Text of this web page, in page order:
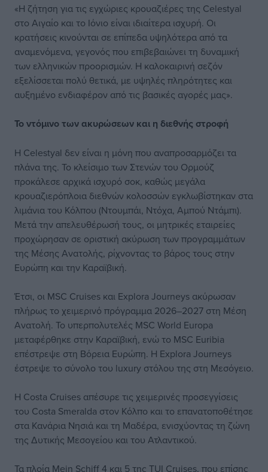
«Η ζήτηση για τις εγχώριες κρουαζιέρες της Celestyal
στο Αιγαίο και το Ιόνιο είναι ιδιαίτερα ισχυρή. Οι
κρατήσεις κινούνται σε επίπεδα υψηλότερα από τα
αναμενόμενα, γεγονός που επιβεβαιώνει τη δυναμική
των ελληνικών προορισμών. Η καλοκαιρινή σεζόν
εξελίσσεται πολύ θετικά, με υψηλές πληρότητες και
αυξημένο ενδιαφέρον από τις βασικές αγορές μας».
Το ντόμινο των ακυρώσεων και η διεθνής στροφή
Η Celestyal δεν είναι η μόνη που αναπροσαρμόζει τα
πλάνα της. Το κλείσιμο των Στενών του Ορμούζ
προκάλεσε αρχικά ισχυρό σοκ, καθώς μεγάλα
κρουαζιερόπλοια διεθνών κολοσσών εγκλωβίστηκαν στα
λιμάνια του Κόλπου (Ντουμπάι, Ντόχα, Αμπού Ντάμπι).
Μετά την απελευθέρωσή τους, οι μητρικές εταιρείες
προχώρησαν σε οριστική ακύρωση των προγραμμάτων
της Μέσης Ανατολής, ρίχνοντας το βάρος τους στην
Ευρώπη και την Καραϊβική.
Έτσι, οι MSC Cruises και Explora Journeys ακύρωσαν
πλήρως το χειμερινό πρόγραμμα 2026–2027 στη Μέση
Ανατολή. Το υπερπολυτελές MSC World Europa
μεταφέρθηκε στην Καραϊβική, ενώ το MSC Euribia
επέστρεψε στη Βόρεια Ευρώπη. Η Explora Journeys
έστρεψε το σύνολο του luxury στόλου της στη Μεσόγειο.
Η Costa Cruises απέσυρε τις χειμερινές προσεγγίσεις
του Costa Smeralda στον Κόλπο και το επανατοποθέτησε
στα Κανάρια Νησιά και τη Μαδέρα, ενισχύοντας τη ζώνη
της Δυτικής Μεσογείου και του Ατλαντικού.
Τα πλοία Mein Schiff 4 και 5 της TUI Cruises, που επίσης